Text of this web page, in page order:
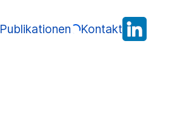
Publikationen Kontakt